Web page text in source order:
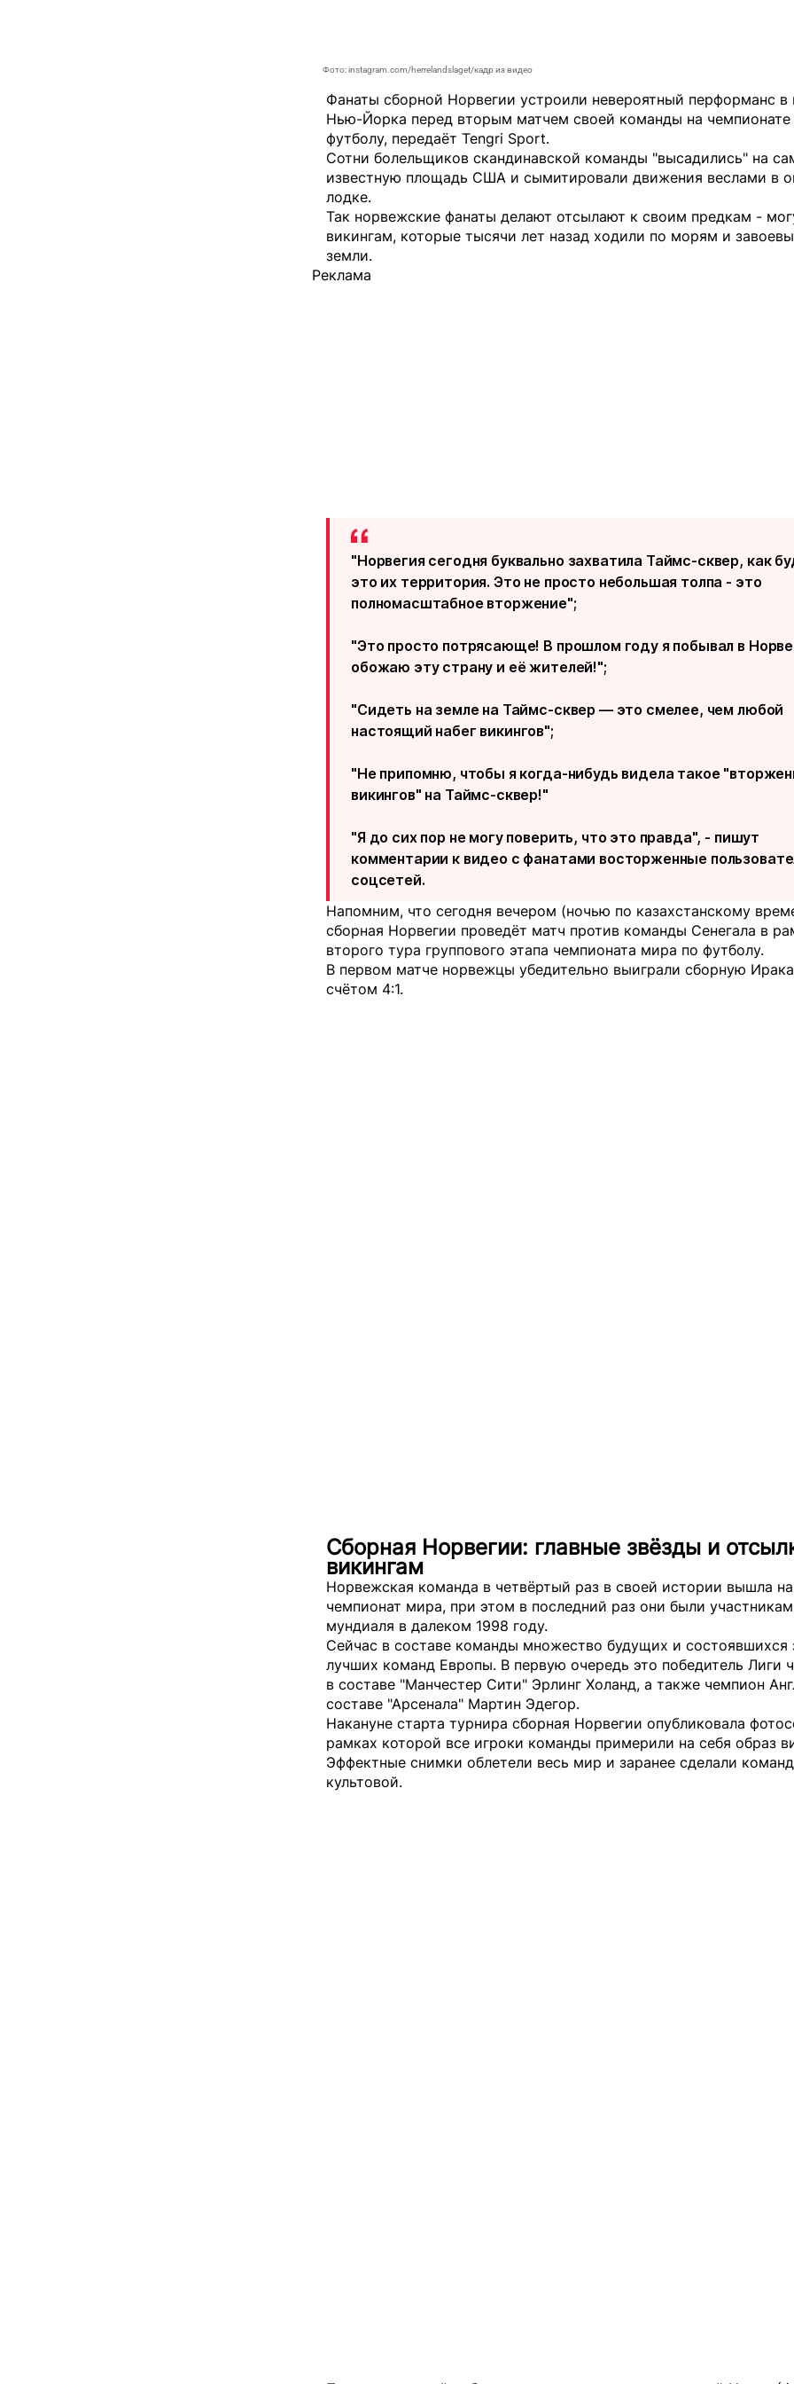
Фото: instagram.com/herrelandslaget/кадр из видео
Фанаты сборной Норвегии устроили невероятный перформанс в
Нью-Йорка перед вторым матчем своей команды на
футболу, передаёт Tengri Sport.
Сотни болельщиков скандинавской команды "высадились" на
известную площадь США и сымитировали движения веслами в
лодке.
Так норвежские фанаты делают отсылают к своим предкам -
викингам, которые тысячи лет назад ходили по морям и
земли.
Реклама
"Норвегия сегодня буквально захватила Таймс-сквер, как
это их территория. Это не просто небольшая толпа - это
полномасштабное вторжение";
"Это просто потрясающе! В прошлом году я побывал в
обожаю эту страну и её жителей!";
"Сидеть на земле на Таймс-сквер — это смелее, чем любой
настоящий набег викингов";
"Не припомню, чтобы я когда-нибудь видела такое
викингов" на Таймс-сквер!"
"Я до сих пор не могу поверить, что это правда", - пишут
комментарии к видео с фанатами восторженные
соцсетей.
Напомним, что сегодня вечером (ночью по казахстанскому
сборная Норвегии проведёт матч против команды Сенегала в
второго тура группового этапа чемпионата мира по футболу.
В первом матче норвежцы убедительно выиграли сборную
счётом 4:1.
Сборная Норвегии: главные звёзды и
викингам
Норвежская команда в четвёртый раз в своей истории вышла на
чемпионат мира, при этом в последний раз они были
мундиаля в далеком 1998 году.
Сейчас в составе команды множество будущих и состоявшихся
лучших команд Европы. В первую очередь это победитель Лиги
в составе "Манчестер Сити" Эрлинг Холанд, а также чемпион
составе "Арсенала" Мартин Эдегор.
Накануне старта турнира сборная Норвегии опубликовала
рамках которой все игроки команды примерили на себя образ
Эффектные снимки облетели весь мир и заранее сделали
культовой.